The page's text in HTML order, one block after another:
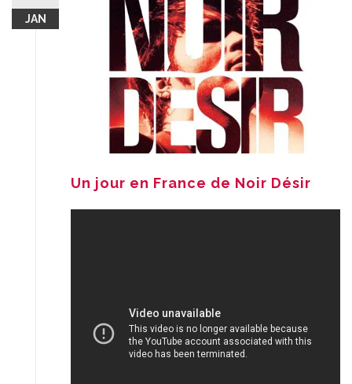
JAN
Un jour en France de Noir Désir